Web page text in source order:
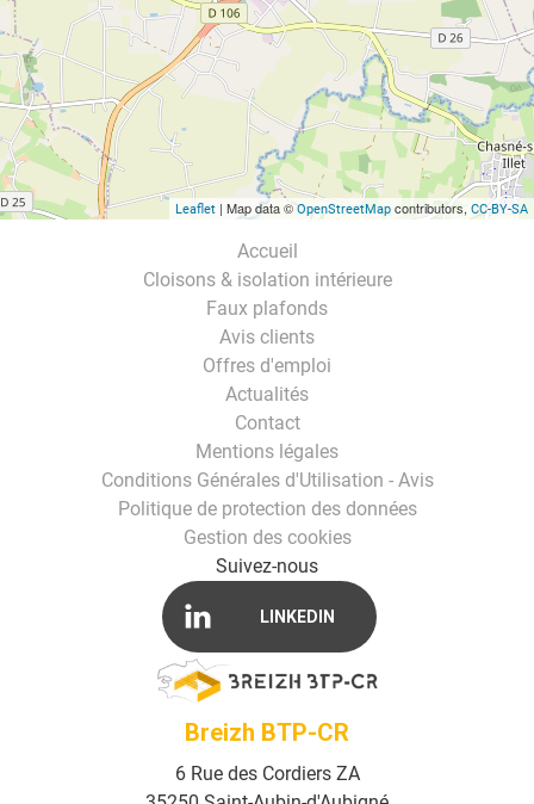
Leaflet | Map data © OpenStreetMap contributors, CC-BY-SA
Accueil
Cloisons & isolation intérieure
Faux plafonds
Avis clients
Offres d'emploi
Actualités
Contact
Mentions légales
Conditions Générales d'Utilisation - Avis
Politique de protection des données
Gestion des cookies
Suivez-nous
LINKEDIN
Breizh BTP-CR
6 Rue des Cordiers ZA